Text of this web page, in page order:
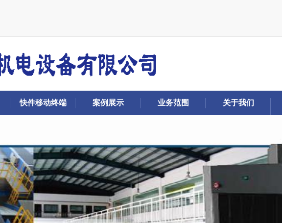
快件移动终端 案例展示 业务范围 关于我们